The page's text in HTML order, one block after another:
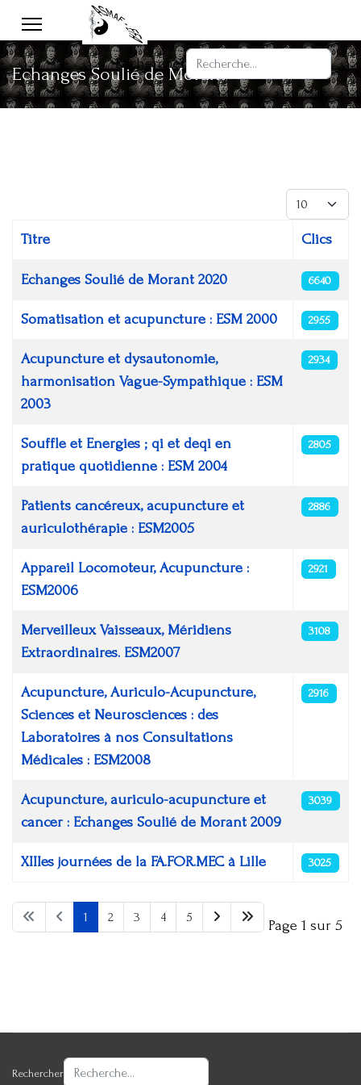
Rechercher
Echanges Soulié de Morant
Affichage #
Articles
Titre Clics
Echanges Soulié de Morant 2020 6640
Somatisation et acupuncture : ESM 2000 2955
Acupuncture et dysautonomie,
harmonisation Vague-Sympathique : ESM
2003
2934
Souffle et Energies ; qi et deqi en
pratique quotidienne : ESM 2004
2805
Patients cancéreux, acupuncture et
auriculothérapie : ESM2005
2886
Appareil Locomoteur, Acupuncture :
ESM2006
2921
Merveilleux Vaisseaux, Méridiens
Extraordinaires. ESM2007
3108
Acupuncture, Auriculo-Acupuncture,
Sciences et Neurosciences : des
Laboratoires à nos Consultations
Médicales : ESM2008
2916
Acupuncture, auriculo-acupuncture et
cancer : Echanges Soulié de Morant 2009
3039
XIIIes journées de la FA.FOR.MEC à Lille 3025
Page 1 sur 5
1 2 3 4 5
Rechercher